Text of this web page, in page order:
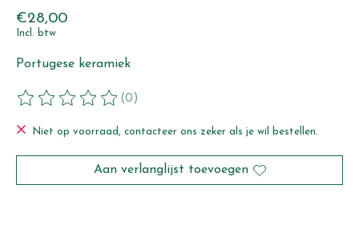
€28,00
Incl. btw
Portugese keramiek
De beoordeling van dit product is
(0)
Niet op voorraad, contacteer ons zeker als je wil bestellen.
Aan verlanglijst toevoegen